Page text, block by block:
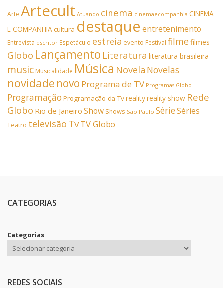
Arte Artecult Atuando cinema cinemaecompanhia CINEMA
E COMPANHIA cultura destaque entretenimento
Entrevista escritor Espetáculo estreia evento Festival filmefilmes
Globo Lançamento Literatura literatura brasileira
music Musicalidade Música Novela Novelas
novidade novo Programa de TV Programas Globo
Programação Programação da Tvrealityreality show Rede
Globo Rio de Janeiro Show Shows São Paulo SérieSéries
Teatro televisão TvTV Globo
CATEGORIAS
Categorias
REDES SOCIAIS